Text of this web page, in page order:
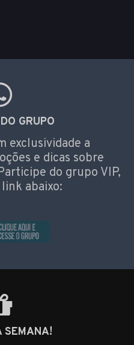
GRUPO
exclusividade a
e dicas sobre
do grupo VIP,
abaixo:
SEMANA!